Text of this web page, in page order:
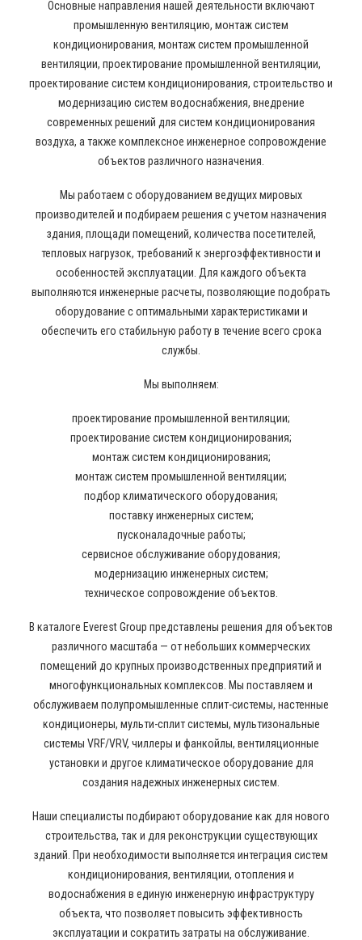
Основные направления нашей деятельности включают
промышленную вентиляцию, монтаж систем
кондиционирования, монтаж систем промышленной
вентиляции, проектирование промышленной вентиляции,
проектирование систем кондиционирования, строительство и
модернизацию систем водоснабжения, внедрение
современных решений для систем кондиционирования
воздуха, а также комплексное инженерное сопровождение
объектов различного назначения.
Мы работаем с оборудованием ведущих мировых
производителей и подбираем решения с учетом назначения
здания, площади помещений, количества посетителей,
тепловых нагрузок, требований к энергоэффективности и
особенностей эксплуатации. Для каждого объекта
выполняются инженерные расчеты, позволяющие подобрать
оборудование с оптимальными характеристиками и
обеспечить его стабильную работу в течение всего срока
службы.
Мы выполняем:
проектирование промышленной вентиляции;
проектирование систем кондиционирования;
монтаж систем кондиционирования;
монтаж систем промышленной вентиляции;
подбор климатического оборудования;
поставку инженерных систем;
пусконаладочные работы;
сервисное обслуживание оборудования;
модернизацию инженерных систем;
техническое сопровождение объектов.
В каталоге Everest Group представлены решения для объектов
различного масштаба — от небольших коммерческих
помещений до крупных производственных предприятий и
многофункциональных комплексов. Мы поставляем и
обслуживаем полупромышленные сплит-системы, настенные
кондиционеры, мульти-сплит системы, мультизональные
системы VRF/VRV, чиллеры и фанкойлы, вентиляционные
установки и другое климатическое оборудование для
создания надежных инженерных систем.
Наши специалисты подбирают оборудование как для нового
строительства, так и для реконструкции существующих
зданий. При необходимости выполняется интеграция систем
кондиционирования, вентиляции, отопления и
водоснабжения в единую инженерную инфраструктуру
объекта, что позволяет повысить эффективность
эксплуатации и сократить затраты на обслуживание.